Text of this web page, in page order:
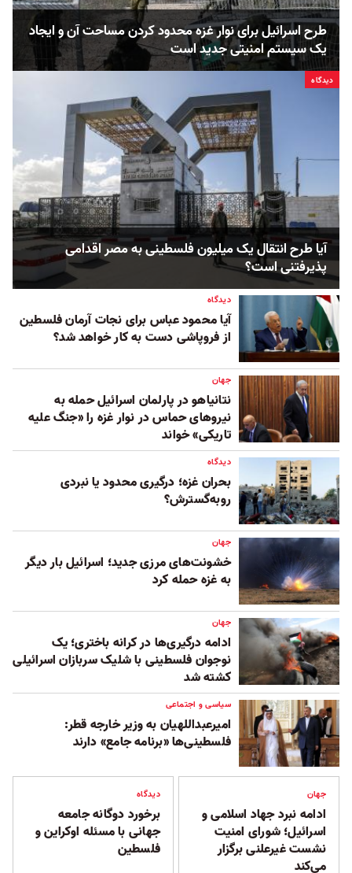
طرح اسرائیل برای نوار غزه محدود کردن مساحت آن و ایجاد
یک سیستم امنیتی جدید است
دیدگاه
آیا طرح انتقال یک میلیون فلسطینی به مصر اقدامی
پذیرفتنی است؟
دیدگاه
آیا محمود عباس برای نجات آرمان فلسطین
از فروپاشی دست به کار خواهد شد؟
جهان
نتانیاهو در پارلمان اسرائیل حمله به
نیروهای حماس در نوار غزه را «جنگ علیه
تاریکی» خواند
دیدگاه
بحران غزه؛ درگیری محدود یا نبردی
روبه‌گسترش؟
جهان
خشونت‌های مرزی جدید؛ اسرائیل بار دیگر
به غزه حمله کرد
جهان
ادامه درگیری‌ها در کرانه باختری؛ یک
نوجوان فلسطینی با شلیک سربازان اسرائیلی
کشته شد
سیاسی و اجتماعی
امیرعبداللهیان به وزیر خارجه قطر:
فلسطینی‌ها «برنامه جامع» دارند
جهان
ادامه نبرد جهاد اسلامی و
اسرائیل؛ شورای امنیت
نشست غیرعلنی برگزار
می‌کند
دیدگاه
برخورد دوگانه جامعه
جهانی با مسئله اوکراین و
فلسطین